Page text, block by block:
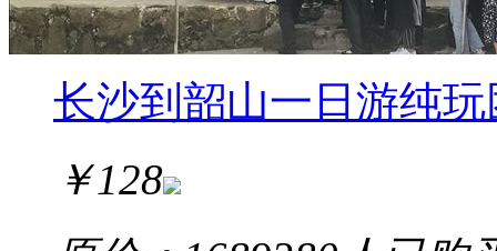
长沙到韶山一日游纯
￥128